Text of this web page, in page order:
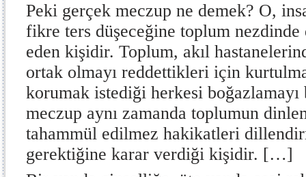
Peki gerçek meczup ne demek? O,
fikre ters düşeceğine toplum nezdinde
eden kişidir. Toplum, akıl
ortak olmayı reddettikleri için
korumak istediği herkesi boğazlamayı
meczup aynı zamanda toplumun
tahammül edilmez hakikatleri
gerektiğine karar verdiği kişidir. […]